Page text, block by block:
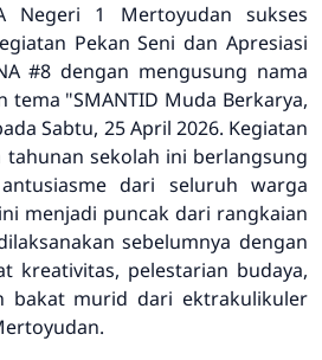
Negeri 1 Mertoyudan sukses
Pekan Seni dan Apresiasi
#8 dengan mengusung nama
tema "SMANTID Muda Berkarya,
Sabtu, 25 April 2026. Kegiatan
tahunan sekolah ini berlangsung
dari seluruh warga
menjadi puncak dari rangkaian
sebelumnya dengan
kreativitas, pelestarian budaya,
bakat murid dari ektrakulikuler